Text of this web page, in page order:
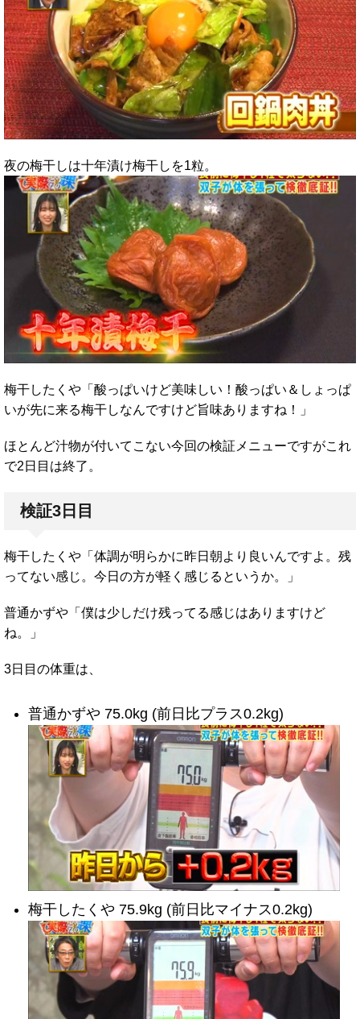
夜の梅干しは十年漬け梅干しを1粒。
梅干したくや「酸っぱいけど美味しい！酸っぱい＆しょっぱ
いが先に来る梅干しなんですけど旨味ありますね！」
ほとんど汁物が付いてこない今回の検証メニューですがこれ
で2日目は終了。
検証3日目
梅干したくや「体調が明らかに昨日朝より良いんですよ。残
ってない感じ。今日の方が軽く感じるというか。」
普通かずや「僕は少しだけ残ってる感じはありますけど
ね。」
3日目の体重は、
普通かずや 75.0kg (前日比プラス0.2kg)
梅干したくや 75.9kg (前日比マイナス0.2kg)